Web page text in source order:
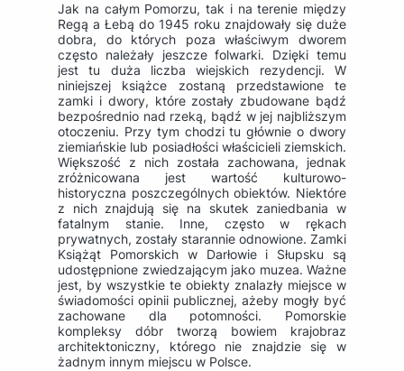
Jak na całym Pomorzu, tak i na terenie między
Regą a Łebą do 1945 roku znajdowały się duże
dobra, do których poza właściwym dworem
często należały jeszcze folwarki. Dzięki temu
jest tu duża liczba wiejskich rezydencji. W
niniejszej książce zostaną przedstawione te
zamki i dwory, które zostały zbudowane bądź
bezpośrednio nad rzeką, bądź w jej najbliższym
otoczeniu. Przy tym chodzi tu głównie o dwory
ziemiańskie lub posiadłości właścicieli ziemskich.
Większość z nich została zachowana, jednak
zróżnicowana jest wartość kulturowo-
historyczna poszczególnych obiektów. Niektóre
z nich znajdują się na skutek zaniedbania w
fatalnym stanie. Inne, często w rękach
prywatnych, zostały starannie odnowione. Zamki
Książąt Pomorskich w Darłowie i Słupsku są
udostępnione zwiedzającym jako muzea. Ważne
jest, by wszystkie te obiekty znalazły miejsce w
świadomości opinii publicznej, ażeby mogły być
zachowane dla potomności. Pomorskie
kompleksy dóbr tworzą bowiem krajobraz
architektoniczny, którego nie znajdzie się w
żadnym innym miejscu w Polsce.